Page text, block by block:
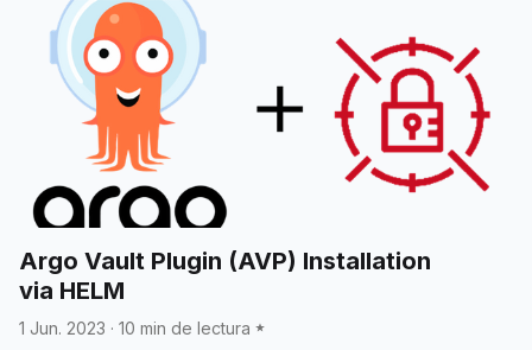
Argo Vault Plugin (AVP) Installation
via HELM
1 Jun. 2023 · 10 min de lectura